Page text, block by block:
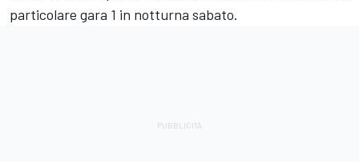
particolare gara 1 in notturna sabato.